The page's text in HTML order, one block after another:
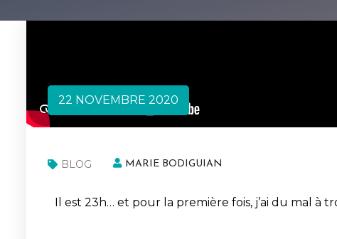
22 NOVEMBRE 2020
BLOG MARIE BODIGUIAN
Il est 23h… et pour la première fois, j’ai du mal à